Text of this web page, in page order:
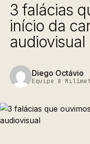
3 falácias
início da
audiovisual
Diego Octávio
Equipe 8